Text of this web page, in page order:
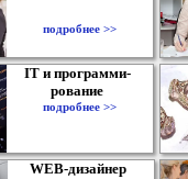
подробнее >>
IT и программи-
рование
подробнее >>
WEB-дизайнер